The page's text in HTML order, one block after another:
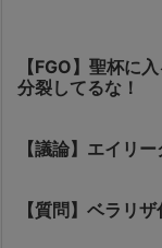
【FGO】聖杯に
分裂してるな！
【議論】エイリ
【質問】ベラリ